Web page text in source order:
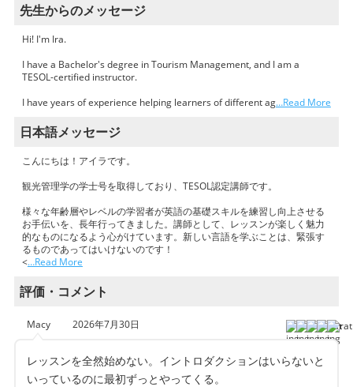
先生からのメッセージ
Hi! I'm Ira.
I have a Bachelor's degree in Tourism Management, and I am a
TESOL-certified instructor.
I have years of experience helping learners of different ag…Read More
日本語メッセージ
こんにちは！アイラです。
観光管理学の学士号を取得しており、TESOL認定講師です。
様々な年齢層やレベルの学習者が英語の基礎スキルを練習し向上させる
お手伝いを、長年行ってきました。講師として、レッスンが楽しく魅力
的なものになるよう心がけています。新しい言語を学ぶことは、緊張す
るものであってはいけないのです！
<…Read More
評価・コメント
Macy 2026年7月30日
レッスンを全然始めない。イントロダクションはいらないと
いっているのに最初ずっとやってくる。